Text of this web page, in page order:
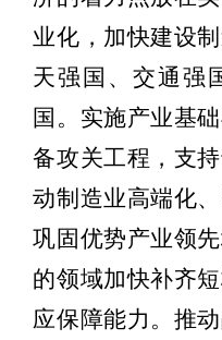
业化，加快建设
天强国、交通强
国。实施产业基
备攻关工程，支
动制造业高端化
巩固优势产业领
的领域加快补齐
应保障能力。推